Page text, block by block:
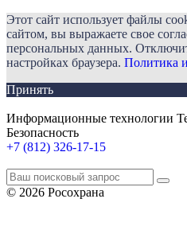
Этот сайт использует файлы
сайтом, вы выражаете свое
персональных данных.
настройках браузера. Политика
Принять
Информационные технологии
Безопасность
+7 (812) 326-17-15
© 2026 Росохрана